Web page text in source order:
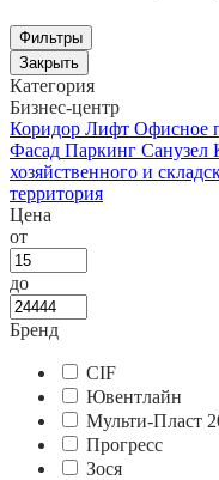
Фильтры
Закрыть
Категория
Бизнес-центр
Коридор Лифт Офисное
Фасад Паркинг Санузел
хозяйственного и
территория
Цена
от
до
Бренд
CIF
Ювентлайн
Мульти-Пласт
Прогресс
Зося